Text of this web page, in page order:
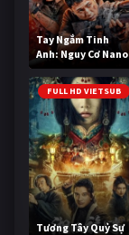
Tay Ngắm Tinh
Anh: Nguy Cơ Nano
FULL HD VIETSUB
Tương Tây Quỷ Sự